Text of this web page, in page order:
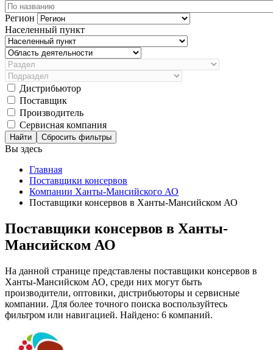
Регион
Населенный пункт
Дистрибьютор
Поставщик
Производитель
Сервисная компания
Сбросить фильтры
Вы здесь
Главная
Поставщики консервов
Компании Ханты-Мансийского АО
Поставщики консервов в Ханты-Мансийском АО
Поставщики консервов в Ханты-
Мансийском АО
На данной странице представлены поставщики консервов в
Ханты-Мансийском АО, среди них могут быть
производители, оптовики, дистрибьюторы и сервисные
компании. Для более точного поиска воспользуйтесь
фильтром или навигацией. Найдено: 6 компаний.